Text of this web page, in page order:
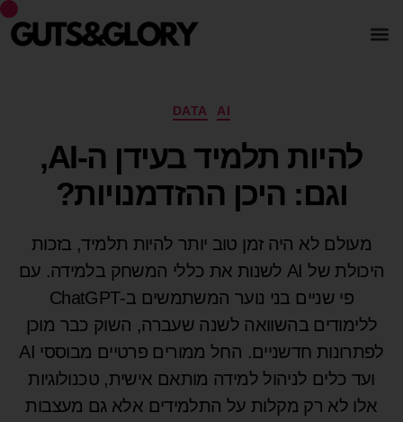
AI
DATA
להיות תלמיד בעידן ה-AI,
וגם: היכן ההזדמנויות?
מעולם לא היה זמן טוב יותר להיות תלמיד, בזכות
היכולת של AI לשנות את כללי המשחק בלמידה. עם
פי שניים בני נוער המשתמשים ב-ChatGPT
ללימודים בהשוואה לשנה שעברה, השוק כבר מוכן
לפתרונות חדשניים. החל ממורים פרטיים מבוססי AI
ועד כלים לניהול למידה מותאם אישית, טכנולוגיות
אלו לא רק מקלות על התלמידים אלא גם מעצבות